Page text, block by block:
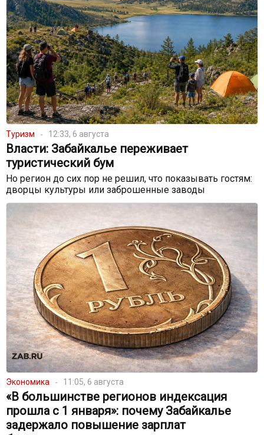
Туризм 12:33, 6 августа
Власти: Забайкалье переживает
туристический бум
Но регион до сих пор не решил, что показывать гостям:
дворцы культуры или заброшенные заводы
Экономика 11:05, 6 августа
«В большинстве регионов индексация
прошла с 1 января»: почему Забайкалье
задержало повышение зарплат